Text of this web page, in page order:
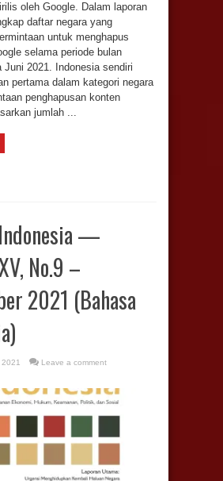
oleh Google. Dalam laporan
daftar negara yang
untuk menghapus
selama periode bulan
Juni 2021. Indonesia sendiri
pertama dalam kategori negara
penghapusan konten
jumlah ...
—
No.9 –
2021 (Bahasa
Leave a comment